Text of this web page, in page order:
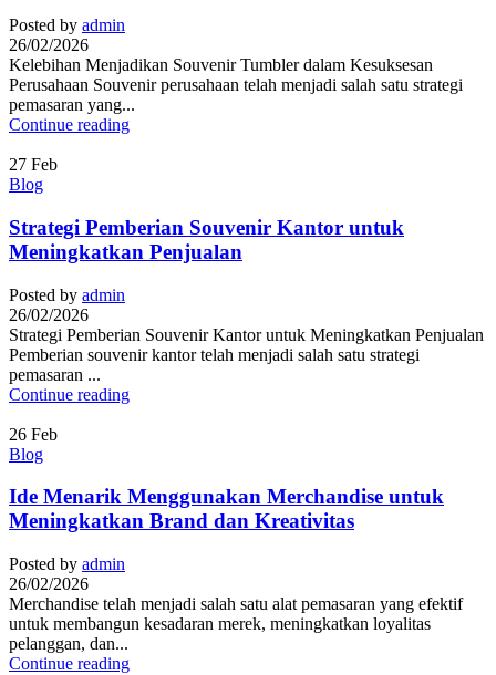
Posted by admin
26/02/2026
Kelebihan Menjadikan Souvenir Tumbler dalam Kesuksesan
Perusahaan Souvenir perusahaan telah menjadi salah satu strategi
pemasaran yang...
Continue reading
27 Feb
Blog
Strategi Pemberian Souvenir Kantor untuk
Meningkatkan Penjualan
Posted by admin
26/02/2026
Strategi Pemberian Souvenir Kantor untuk Meningkatkan Penjualan
Pemberian souvenir kantor telah menjadi salah satu strategi
pemasaran ...
Continue reading
26 Feb
Blog
Ide Menarik Menggunakan Merchandise untuk
Meningkatkan Brand dan Kreativitas
Posted by admin
26/02/2026
Merchandise telah menjadi salah satu alat pemasaran yang efektif
untuk membangun kesadaran merek, meningkatkan loyalitas
pelanggan, dan...
Continue reading